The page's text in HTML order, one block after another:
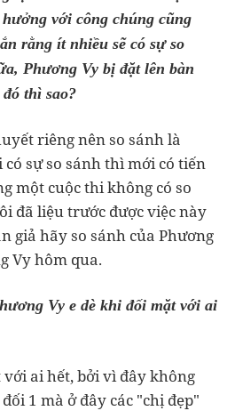
với công chúng cũng
rằng ít nhiều sẽ có sự so
Phương Vy bị đặt lên bàn
thì sao?
riêng nên so sánh là
sự so sánh thì mới có tiến
một cuộc thi không có so
đã liệu trước được việc này
giả hãy so sánh của Phương
Vy hôm qua.
Vy e dè khi đối mặt với ai
ai hết, bởi vì đây không
1 mà ở đây các "chị đẹp"